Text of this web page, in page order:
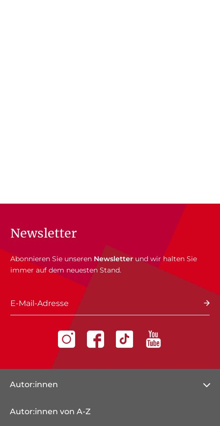
Newsletter
Abonnieren Sie unseren Newsletterund wir halten Sie
immer auf dem neuesten Stand.
E-Mail-Adresse
Autor:innen
Autor:innen von A-Z